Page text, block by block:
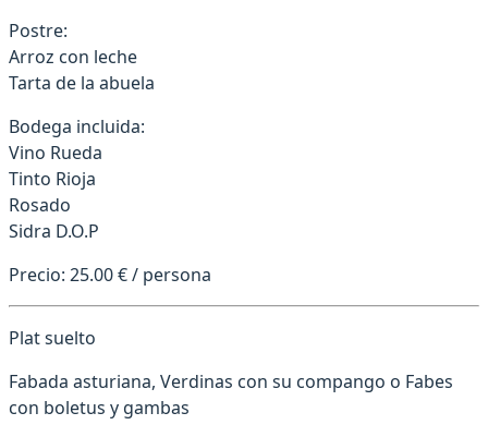
Postre:
Arroz con leche
Tarta de la abuela
Bodega incluida:
Vino Rueda
Tinto Rioja
Rosado
Sidra D.O.P
Precio: 25.00 € / persona
Plat suelto
Fabada asturiana, Verdinas con su compango o Fabes
con boletus y gambas